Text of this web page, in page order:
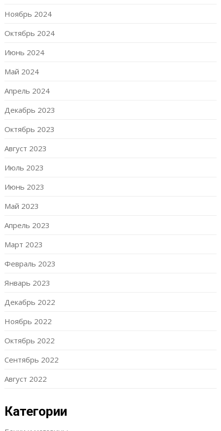
Ноябрь 2024
Октябрь 2024
Июнь 2024
Май 2024
Апрель 2024
Декабрь 2023
Октябрь 2023
Август 2023
Июль 2023
Июнь 2023
Май 2023
Апрель 2023
Март 2023
Февраль 2023
Январь 2023
Декабрь 2022
Ноябрь 2022
Октябрь 2022
Сентябрь 2022
Август 2022
Категории